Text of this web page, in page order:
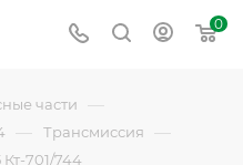
0
части —
— Трансмиссия —
701/744